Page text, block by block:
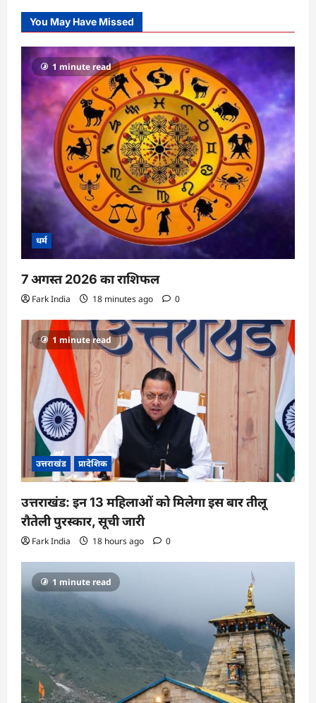
You May Have Missed
1 minute read
धर्म
7 अगस्त 2026 का राशिफल
Fark India 18 minutes ago 0
1 minute read
उत्तराखंड प्रादेशिक
उत्तराखंड: इन 13 महिलाओं को मिलेगा इस बार तीलू
रौतेली पुरस्कार, सूची जारी
Fark India 18 hours ago 0
1 minute read